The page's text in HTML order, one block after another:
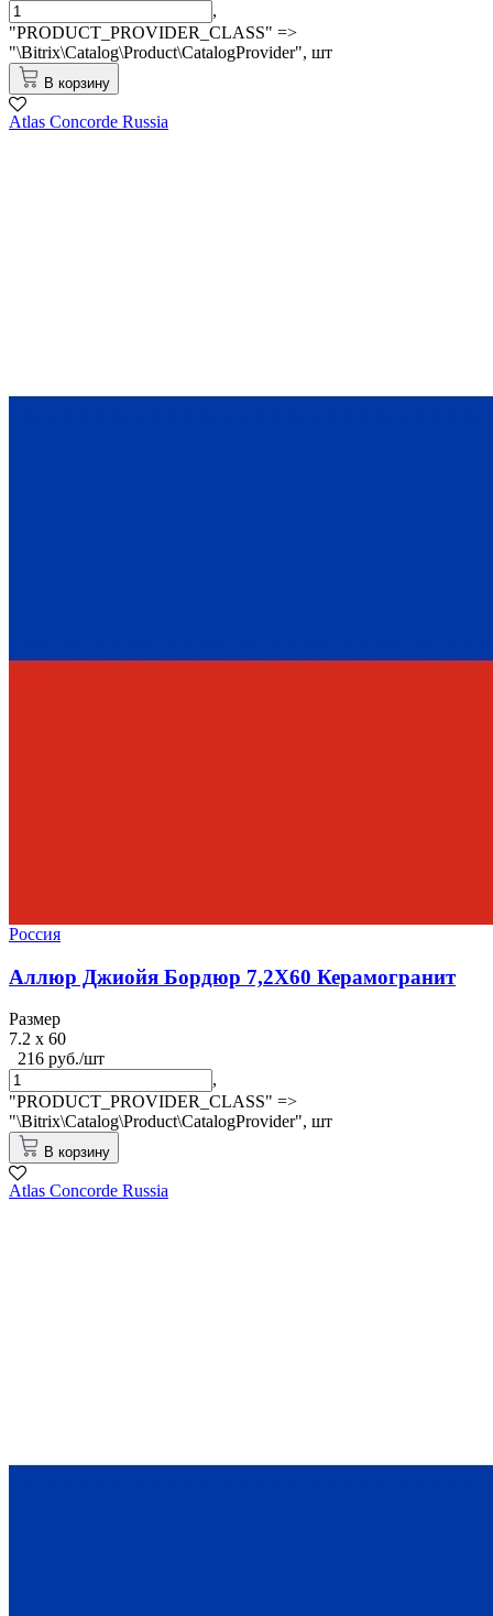
,
"PRODUCT_PROVIDER_CLASS" =>
"\Bitrix\Catalog\Product\CatalogProvider", шт
В корзину
Atlas Concorde Russia
Россия
Аллюр Джиойя Бордюр 7,2X60 Керамогранит
Размер
7.2 x 60
216 руб./шт
,
"PRODUCT_PROVIDER_CLASS" =>
"\Bitrix\Catalog\Product\CatalogProvider", шт
В корзину
Atlas Concorde Russia